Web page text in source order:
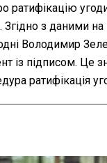
ратифікацію
Згідно з даними на
Володимир
із підписом. Це
ратифікація